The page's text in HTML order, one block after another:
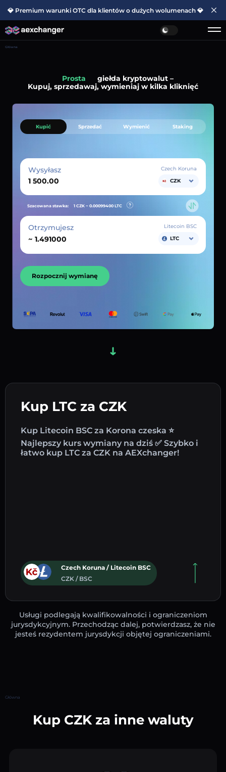
💎 Premium warunki OTC dla klientów o dużych wolumenach 💎
Główna
Prosta
giełda kryptowalut –
Kupuj, sprzedawaj, wymieniaj w kilka kliknięć
Kup LTC za CZK
Kup Litecoin BSC za Korona czeska ⭐
Najlepszy kurs wymiany na dziś ✅ Szybko i
łatwo kup LTC za CZK na AEXchanger!
Czech Koruna / Litecoin BSC
CZK / BSC
Kupić Sprzedać Wymienić Staking
Wysyłasz
Czech Koruna
CZK
Szacowana stawka: 1 CZK ~ 0.00099400 LTC
Otrzymujesz
~
Litecoin BSC
LTC
Rozpocznij wymianę
Usługi podlegają kwalifikowalności i ograniczeniom
jurysdykcyjnym. Przechodząc dalej, potwierdzasz, że nie
jesteś rezydentem jurysdykcji objętej ograniczeniami.
Główna
Kup CZK za inne waluty